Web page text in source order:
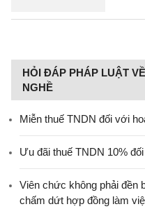
HỎI ĐÁP PHÁP LUẬT
NGHỀ
Miễn thuế TNDN đối với
Ưu đãi thuế TNDN 10%
Viên chức không phải đền
chấm dứt hợp đồng làm